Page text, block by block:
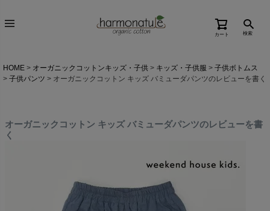
カート 検索
HOME オーガニックコットンキッズ・子供 キッズ・子供服
子供ボトムス
子供パンツ
オーガニックコットン キッズ バミューダパンツのレビューを書く
オーガニックコットン キッズ バミューダパンツのレビューを書
く